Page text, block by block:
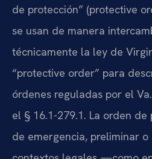
de protección” (protective
se usan de manera
técnicamente la ley de
“protective order” para
órdenes reguladas por el
el § 16.1-279.1. La orden
de emergencia, preliminar